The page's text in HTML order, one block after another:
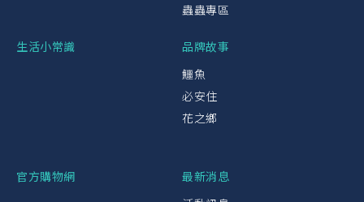
蟲蟲專區
生活小常識
品牌故事
鱷魚
必安住
花之鄉
官方購物網
最新消息